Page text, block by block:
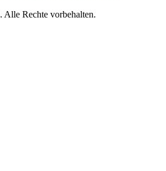
Rechte vorbehalten.